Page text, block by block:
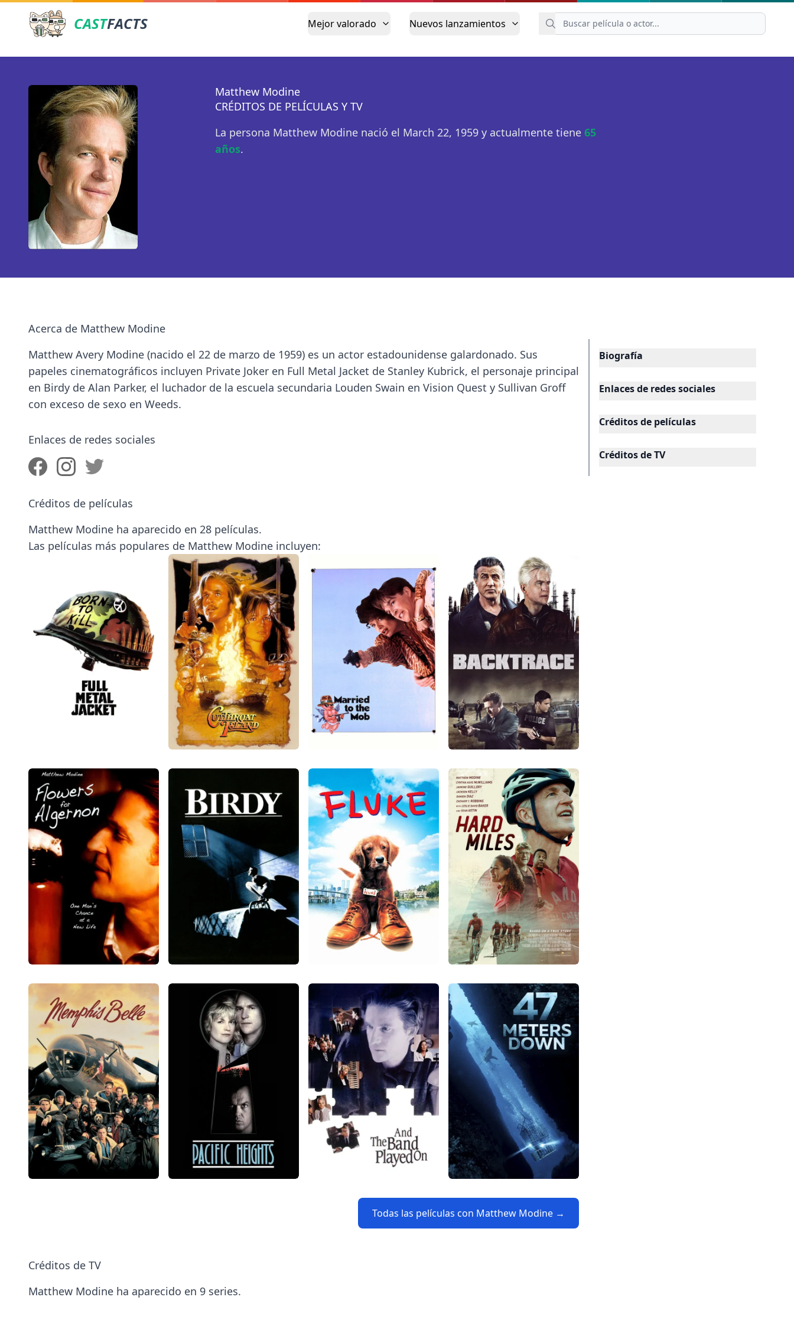
CASTFACTS Mejor valorado Nuevos lanzamientos
Matthew Modine
CRÉDITOS DE PELÍCULAS Y TV
La persona Matthew Modine nació el March 22, 1959 y actualmente tiene 65
años.
Acerca de Matthew Modine
Matthew Avery Modine (nacido el 22 de marzo de 1959) es un actor estadounidense galardonado. Sus
papeles cinematográficos incluyen Private Joker en Full Metal Jacket de Stanley Kubrick, el personaje principal
en Birdy de Alan Parker, el luchador de la escuela secundaria Louden Swain en Vision Quest y Sullivan Groff
con exceso de sexo en Weeds.
Enlaces de redes sociales
Créditos de películas
Matthew Modine ha aparecido en 28 películas.
Las películas más populares de Matthew Modine incluyen:
Todas las películas con Matthew Modine →
Créditos de TV
Matthew Modine ha aparecido en 9 series.
Biografía
Enlaces de redes sociales
Créditos de películas
Créditos de TV